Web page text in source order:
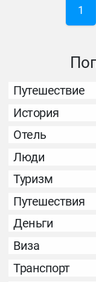
1
Путешествие
История
Отель
Люди
Туризм
Путешествия
Деньги
Виза
Транспорт